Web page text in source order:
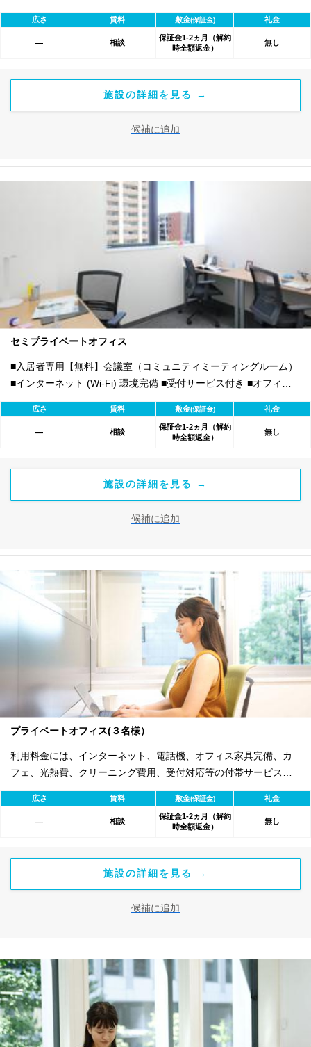
家具付き、内装工事不要
広さ 賃料 敷金(保証金) 礼金
― 相談
保証金1-2ヵ月（解約
時全額返金）
無し
施設の詳細を見る →
候補に追加
セミプライベートオフィス
■入居者専用【無料】会議室（コミュニティミーティングルーム）
■インターネット (Wi-Fi) 環境完備 ■受付サービス付き ■オフィス
家具付き、内装工事不要
広さ 賃料 敷金(保証金) 礼金
― 相談
保証金1-2ヵ月（解約
時全額返金）
無し
施設の詳細を見る →
候補に追加
プライベートオフィス(３名様）
利用料金には、インターネット、電話機、オフィス家具完備、カ
フェ、光熱費、クリーニング費用、受付対応等の付帯サービスす
べて含まれ、追加料金不要です。 また適宜キャンペーン、契約期
間による割引特典あります。
広さ 賃料 敷金(保証金) 礼金
― 相談
保証金1-2ヵ月（解約
時全額返金）
無し
施設の詳細を見る →
候補に追加